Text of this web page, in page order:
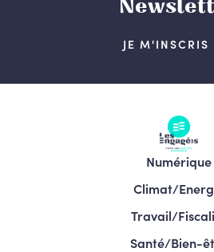
JE M'INSCRIS
Numérique
Climat/
Travail/
Santé/Bien-